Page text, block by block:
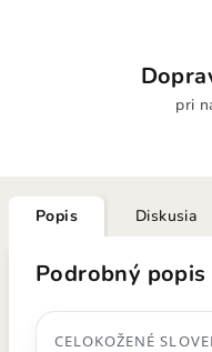
pri
Popis Diskusia
Podrobný popis
CELOKOŽENÉ